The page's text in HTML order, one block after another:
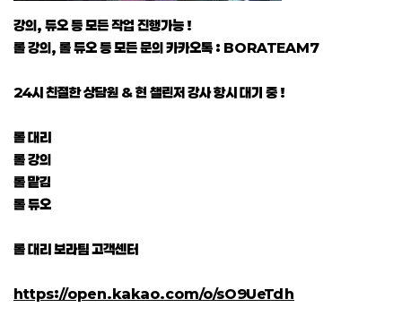
강의, 듀오 등 모든 작업 진행가능 !
롤 강의, 롤 듀오 등 모든 문의 카카오톡 : BORATEAM7
24시 친절한 상담원 & 현 챌린저 강사 항시 대기 중 !
롤 대리
롤 강의
롤 맡김
롤 듀오
롤 대리 보라팀 고객센터
https://open.kakao.com/o/sO9UeTdh